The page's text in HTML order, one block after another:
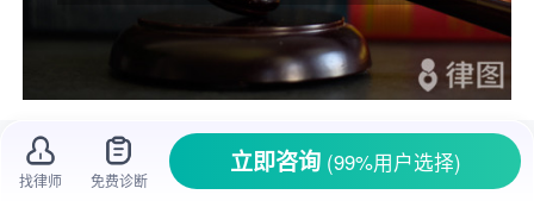
司法执行的过程中，执行实施类案件的进
展情况牵动着
当事人的心。有时候，由于各种原
找律师 免费诊断
立即咨询 (99%用户选择)